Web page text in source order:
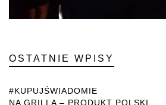
OSTATNIE WPISY
#KUPUJŚWIADOMIE
NA GRILLA – PRODUKT POLSKI